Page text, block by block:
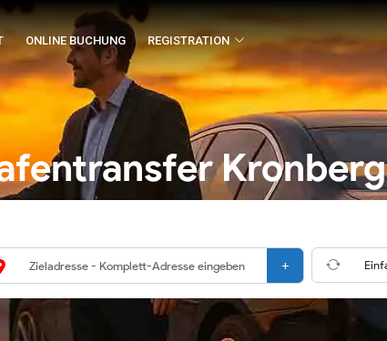
ONLINE BUCHUNG REGISTRATION
Kronberg
+